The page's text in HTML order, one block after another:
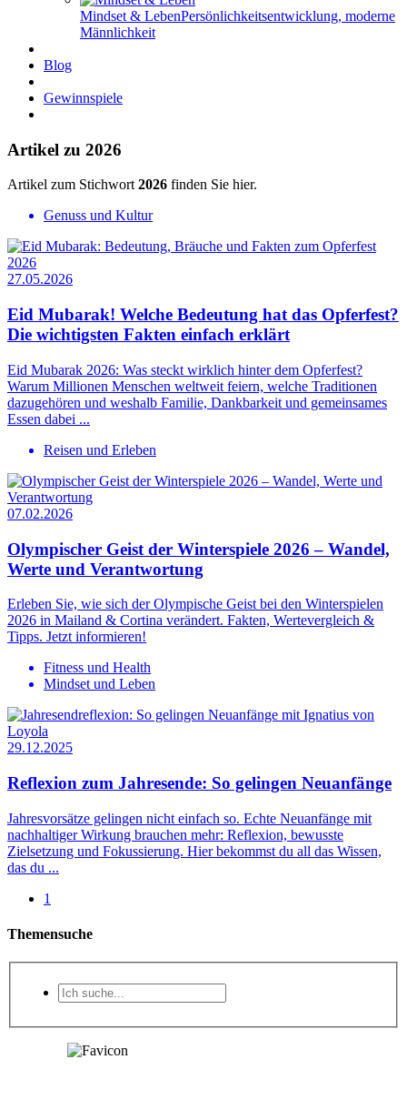
Mindset & LebenPersönlichkeitsentwicklung, moderne
Männlichkeit
Blog
Gewinnspiele
Artikel zu 2026
Artikel zum Stichwort2026 finden Sie hier.
Genuss und Kultur
27.05.2026
Eid Mubarak! Welche Bedeutung hat das Opferfest?
Die wichtigsten Fakten einfach erklärt
Eid Mubarak 2026: Was steckt wirklich hinter dem Opferfest?
Warum Millionen Menschen weltweit feiern, welche Traditionen
dazugehören und weshalb Familie, Dankbarkeit und gemeinsames
Essen dabei ...
Reisen und Erleben
07.02.2026
Olympischer Geist der Winterspiele 2026 – Wandel,
Werte und Verantwortung
Erleben Sie, wie sich der Olympische Geist bei den Winterspielen
2026 in Mailand & Cortina verändert. Fakten, Wertevergleich &
Tipps. Jetzt informieren!
Fitness und Health
Mindset und Leben
29.12.2025
Reflexion zum Jahresende: So gelingen Neuanfänge
Jahresvorsätze gelingen nicht einfach so. Echte Neuanfänge mit
nachhaltiger Wirkung brauchen mehr: Reflexion, bewusste
Zielsetzung und Fokussierung. Hier bekommst du all das Wissen,
das du ...
1
Themensuche